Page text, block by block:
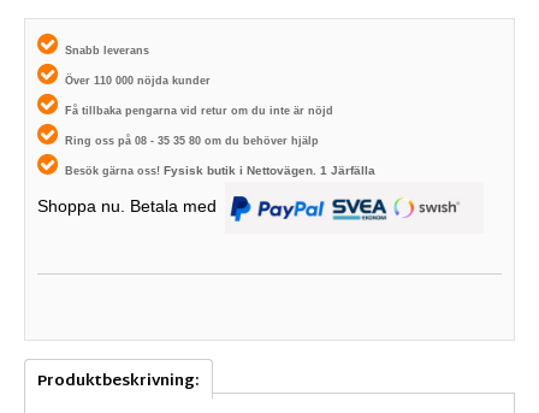
Snabb leverans
Över 110 000 nöjda kunder
Få tillbaka pengarna vid retur om du inte är nöjd
Ring oss på 08 - 35 35 80 om du behöver hjälp
Besök gärna oss! Fysisk butik i Nettovägen. 1 Järfälla
Shoppa nu. Betala med
Produktbeskrivning: